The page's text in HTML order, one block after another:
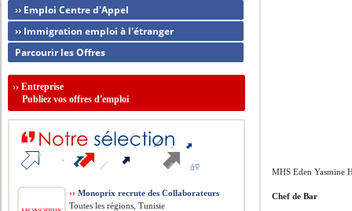
MHS Eden Yasmine
Chef de Bar
›› Emploi Centre d'Appel
›› Immigration emploi à l'étranger
Parcourir les Offres
››Entreprise
Publiez vos offres d'emploi
›› Monoprix recrute des Collaborateurs
Toutes les régions, Tunisie